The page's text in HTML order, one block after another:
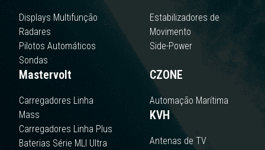
Displays Multifunção
Radares
Pilotos Automáticos
Sondas
Estabilizadores de
Movimento
Side-Power
Mastervolt
Carregadores Linha
Mass
Carregadores Linha Plus
Baterias Série MLI Ultra
CZONE
Automação Marítima
KVH
Antenas de TV